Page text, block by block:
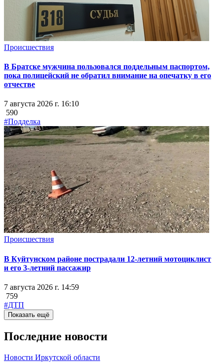
Происшествия
В Братске мужчина пользовался поддельным паспортом,
пока полицейский не обратил внимание на опечатку в его
отчестве
7 августа 2026 г. 16:10
590
#Подделка
Происшествия
В Куйтунском районе пострадали 12-летний мотоциклист
и его 3-летний пассажир
7 августа 2026 г. 14:59
759
#ДТП
Показать ещё
Последние новости
Новости Иркутской области